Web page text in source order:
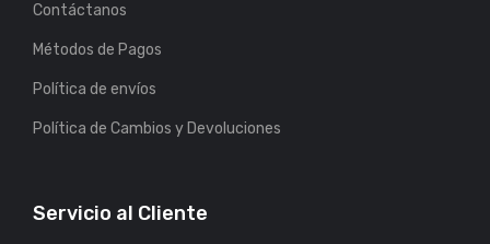
Contáctanos
Métodos de Pagos
Política de envíos
Política de Cambios y Devoluciones
Servicio al Cliente